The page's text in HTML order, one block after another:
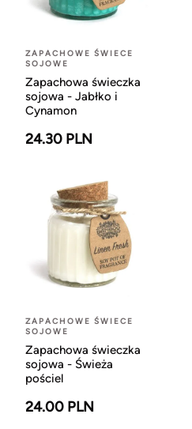
ZAPACHOWE ŚWIECE
SOJOWE
Zapachowa świeczka
sojowa - Jabłko i
Cynamon
24.30 PLN
ZAPACHOWE ŚWIECE
SOJOWE
Zapachowa świeczka
sojowa - Świeża
pościel
24.00 PLN